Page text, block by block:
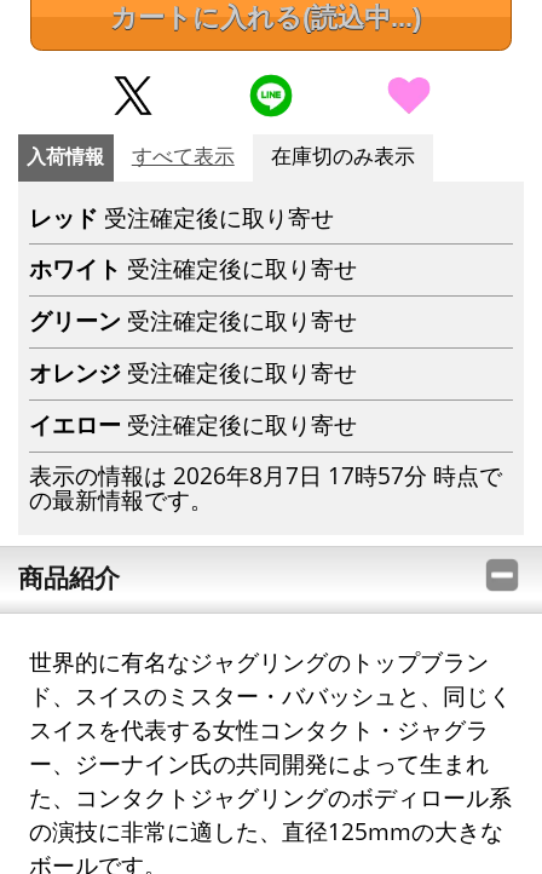
カートに入れる(読込中...)
入荷情報 すべて表示 在庫切のみ表示
レッド 受注確定後に取り寄せ
ホワイト 受注確定後に取り寄せ
グリーン 受注確定後に取り寄せ
オレンジ 受注確定後に取り寄せ
イエロー 受注確定後に取り寄せ
表示の情報は 2026年8月7日 17時57分 時点で
の最新情報です。
商品紹介
世界的に有名なジャグリングのトップブラン
ド、スイスのミスター・ババッシュと、同じく
スイスを代表する女性コンタクト・ジャグラ
ー、ジーナイン氏の共同開発によって生まれ
た、コンタクトジャグリングのボディロール系
の演技に非常に適した、直径125mmの大きな
ボールです。